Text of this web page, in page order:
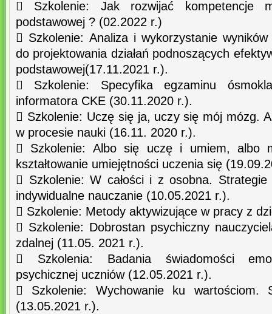
 Szkolenie: Jak rozwijać kompetencje
podstawowej ? (02.2022 r.)
 Szkolenie: Analiza i wykorzystanie
do projektowania działań podnoszących
podstawowej(17.11.2021 r.).
 Szkolenie: Specyfika egzaminu
informatora CKE (30.11.2020 r.).
 Szkolenie: Uczę się ja, uczy się mój mózg.
w procesie nauki (16.11. 2020 r.).
 Szkolenie: Albo się uczę i umiem, albo
kształtowanie umiejętności uczenia się
 Szkolenie: W całości i z osobna. Strategie
indywidualne nauczanie (10.05.2021 r.).
 Szkolenie: Metody aktywizujące w pracy z
 Szkolenie: Dobrostan psychiczny
zdalnej (11.05. 2021 r.).
 Szkolenia: Badania świadomości
psychicznej uczniów (12.05.2021 r.).
 Szkolenie: Wychowanie ku wartościom.
(13.05.2021 r.).